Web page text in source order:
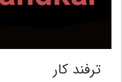
ترفند کار